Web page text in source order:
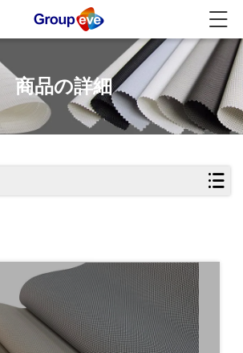
商品の詳細